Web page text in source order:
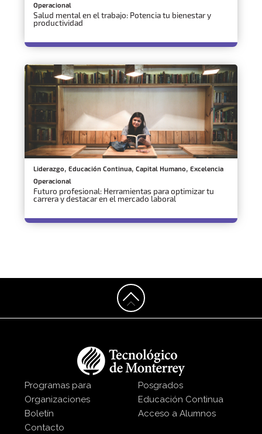
Operacional
Salud mental en el trabajo: Potencia tu bienestar y
productividad
Liderazgo, Educación Continua, Capital Humano, Excelencia
Operacional
Futuro profesional: Herramientas para optimizar tu
carrera y destacar en el mercado laboral
Programas para
Organizaciones
Boletín
Contacto
Posgrados
Educación Continua
Acceso a Alumnos